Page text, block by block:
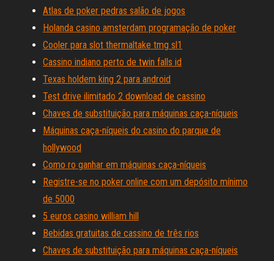
Atlas de poker pedras salão de jogos
Holanda casino amsterdam programação de poker
Cooler para slot thermaltake tmg sl1
Cassino indiano perto de twin falls id
Texas holdem king 2 para android
Test drive ilimitado 2 download de cassino
Chaves de substituição para máquinas caça-níqueis
Máquinas caça-níqueis do casino do parque de
hollywood
Como ro ganhar em máquinas caça-níqueis
Registre-se no poker online com um depósito mínimo
de 5000
5 euros casino william hill
Bebidas gratuitas de cassino de três rios
Chaves de substituição para máquinas caça-níqueis